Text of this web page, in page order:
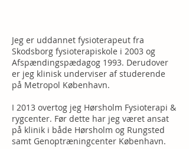
Jeg er uddannet fysioterapeut fra
Skodsborg fysioterapiskole i 2003 og
Afspændingspædagog 1993. Derudover
er jeg klinisk underviser af studerende
på Metropol København.
I 2013 overtog jeg Hørsholm Fysioterapi &
rygcenter. Før dette har jeg været ansat
på klinik i både Hørsholm og Rungsted
samt Genoptræningcenter København.